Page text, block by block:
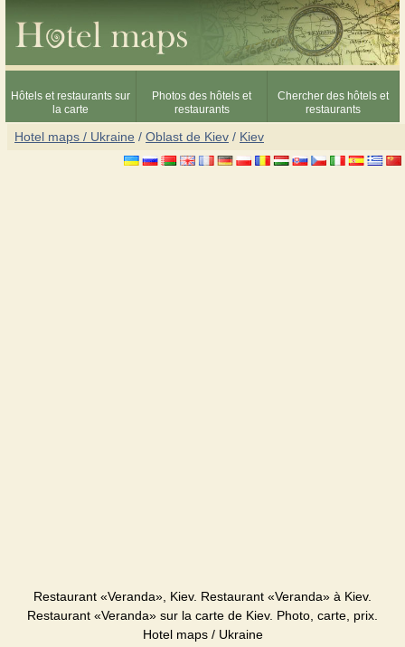
Hôtels et restaurants sur
la carte
Photos des hôtels et
restaurants
Chercher des hôtels et
restaurants
Hotel maps / Ukraine / Oblast de Kiev / Kiev
Restaurant «Veranda», Kiev. Restaurant «Veranda» à Kiev.
Restaurant «Veranda» sur la carte de Kiev. Photo, carte, prix.
Hotel maps / Ukraine